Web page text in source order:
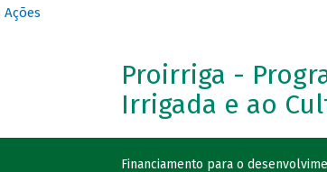
Ações
Proirriga -
Irrigada e ao
Financiamento para o